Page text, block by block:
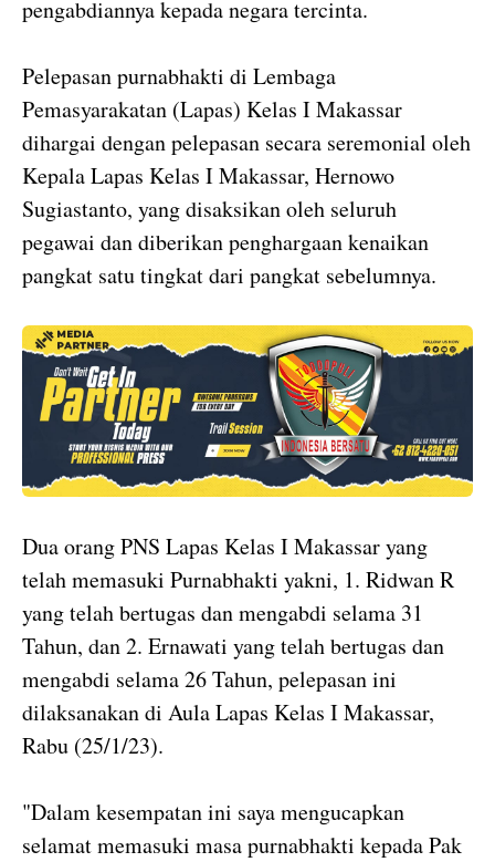
pengabdiannya kepada negara tercinta.
Pelepasan purnabhakti di Lembaga
Pemasyarakatan (Lapas) Kelas I Makassar
dihargai dengan pelepasan secara seremonial oleh
Kepala Lapas Kelas I Makassar, Hernowo
Sugiastanto, yang disaksikan oleh seluruh
pegawai dan diberikan penghargaan kenaikan
pangkat satu tingkat dari pangkat sebelumnya.
Dua orang PNS Lapas Kelas I Makassar yang
telah memasuki Purnabhakti yakni, 1. Ridwan R
yang telah bertugas dan mengabdi selama 31
Tahun, dan 2. Ernawati yang telah bertugas dan
mengabdi selama 26 Tahun, pelepasan ini
dilaksanakan di Aula Lapas Kelas I Makassar,
Rabu (25/1/23).
"Dalam kesempatan ini saya mengucapkan
selamat memasuki masa purnabhakti kepada Pak